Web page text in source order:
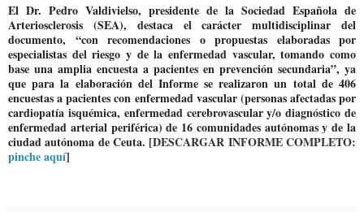
El Dr. Pedro Valdivielso, presidente de la Sociedad Española de
Arteriosclerosis (SEA), destaca el caráctermultidisciplinar del
documento, “con recomendaciones o propuestas elaboradas por
especialistas del riesgo y de la enfermedad vascular, tomando como
base una amplia encuesta a pacientes en prevención secundaria”, ya
que para la elaboración del Informe se realizaron un total de 406
encuestas a pacientes con enfermedad vascular (personas afectadas por
cardiopatía isquémica, enfermedad cerebrovascular y/o diagnóstico de
enfermedad arterial periférica) de 16 comunidades autónomas y de la
ciudad autónoma de Ceuta. [DESCARGAR INFORME COMPLETO:
pinche aquí]